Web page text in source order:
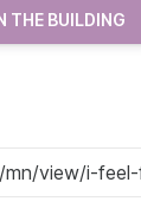
THE BUILDING